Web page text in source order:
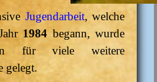
Jugendarbeit, welche
1984begann, wurde
für viele weitere
gelegt.